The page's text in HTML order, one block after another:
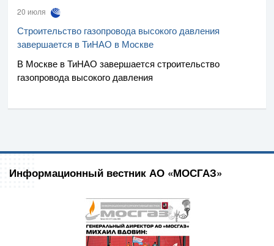
20 июля
Строительство газопровода высокого давления
завершается в ТиНАО в Москве
В Москве в ТиНАО завершается строительство
газопровода высокого давления
Информационный вестник АО «МОСГАЗ»